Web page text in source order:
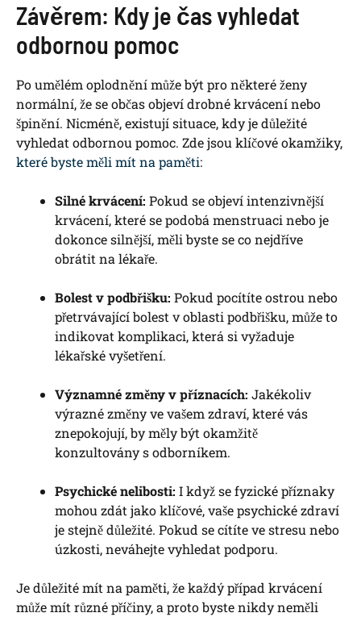
Závěrem: Kdy je čas vyhledat
odbornou pomoc
Po umělém oplodnění může být pro některé ženy
normální, že se občas objeví drobné krvácení nebo
špinění. Nicméně, existují situace, kdy je důležité
vyhledat odbornou pomoc. Zde jsou klíčové okamžiky,
které byste měli mít na paměti:
Silné krvácení: Pokud se objeví intenzivnější
krvácení, které se podobá menstruaci nebo je
dokonce silnější, měli byste se co nejdříve
obrátit na lékaře.
Bolest v podbřišku: Pokud pocítíte ostrou nebo
přetrvávající bolest v oblasti podbřišku, může to
indikovat komplikaci, která si vyžaduje
lékařské vyšetření.
Významné změny v příznacích: Jakékoliv
výrazné změny ve vašem zdraví, které vás
znepokojují, by měly být okamžitě
konzultovány s odborníkem.
Psychické nelibosti: I když se fyzické příznaky
mohou zdát jako klíčové, vaše psychické zdraví
je stejně důležité. Pokud se cítíte ve stresu nebo
úzkosti, neváhejte vyhledat podporu.
Je důležité mít na paměti, že každý případ krvácení
může mít různé příčiny, a proto byste nikdy neměli